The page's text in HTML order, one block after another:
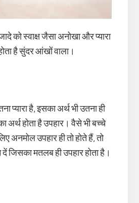
को स्वाक्ष जैसा अनोखा और प्यारा
है सुंदर आंखों वाला।
प्यारा है, इसका अर्थ भी उतना ही
अर्थ होता है उपहार। वैसे भी बच्चे
अनमोल उपहार ही तो होते हैं, तो
दें जिसका मतलब ही उपहार होता है।